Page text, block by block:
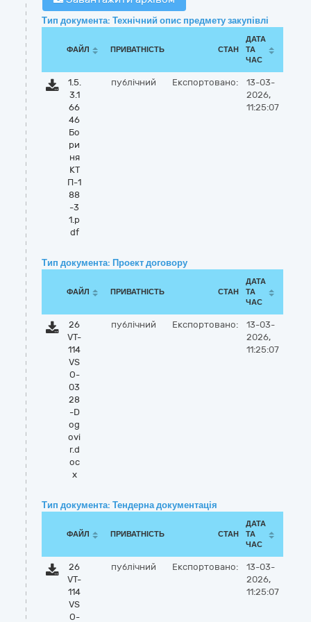
Тип документа: Технічний опис предмету закупівлі
ФАЙЛ ПРИВАТНІСТЬ СТАН
ДАТА
ТА
ЧАС
1.5.
3.1
66
46
Бо
ри
ня
КТ
П-1
88
-3
1.p
df
публічний Експортовано:
13-03-
2026,
11:25:07
Тип документа: Проект договору
ФАЙЛ ПРИВАТНІСТЬ СТАН
ДАТА
ТА
ЧАС
26
VT-
114
VS
O-
03
28
-D
og
ovi
r.d
oc
x
публічний Експортовано:
13-03-
2026,
11:25:07
Тип документа: Тендерна документація
ФАЙЛ ПРИВАТНІСТЬ СТАН
ДАТА
ТА
ЧАС
26
VT-
114
VS
O-
публічний Експортовано:
13-03-
2026,
11:25:07